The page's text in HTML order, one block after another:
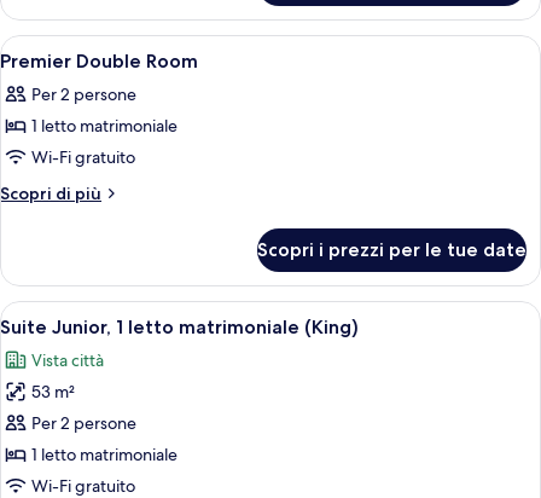
Twin
Room
Apri
tutte
le
foto
per
Premier
Biancheria da letto di alta qualità,
9
Premier Double Room
Per 2 persone
1 letto matrimoniale
Wi-Fi gratuito
Scopri di più
Altri
Double
Room
Scopri i prezzi per le tue date
Apri
tutte
le
foto
per
Suite
Junior,
Una camera d'albergo con un letto
4
Suite Junior, 1 letto matrimoniale (King)
Vista città
53 m²
Per 2 persone
1 letto matrimoniale
Wi-Fi gratuito